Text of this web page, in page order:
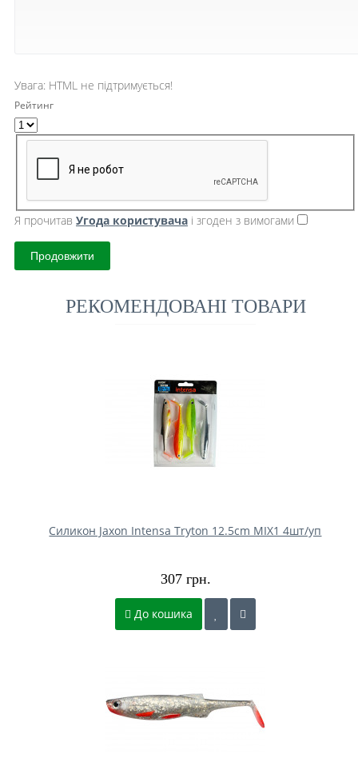
Увага: HTML не підтримується!
Рейтинг
Я прочитав Угода користувача і згоден з вимогами
Продовжити
РЕКОМЕНДОВАНІ ТОВАРИ
Силикон Jaxon Intensa Tryton 12.5cm MIX1 4шт/уп
307 грн.
До кошика